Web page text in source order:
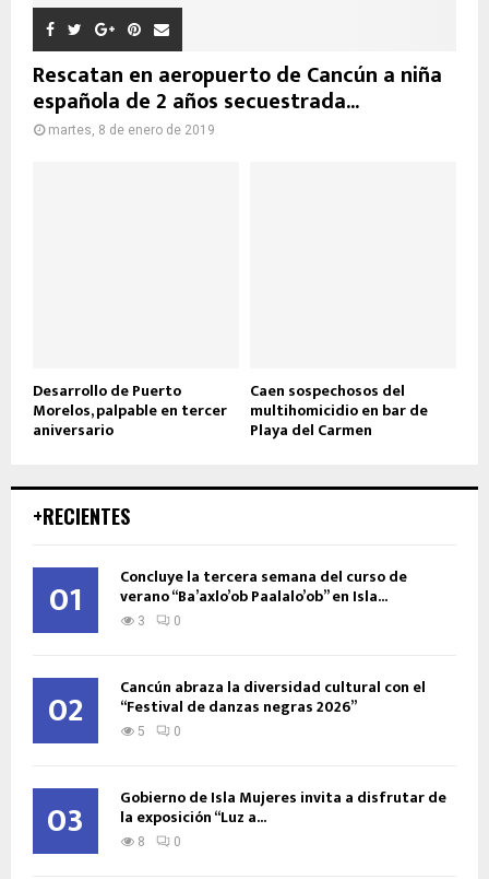
Rescatan en aeropuerto de Cancún a niña
española de 2 años secuestrada...
martes, 8 de enero de 2019
Desarrollo de Puerto
Morelos, palpable en tercer
aniversario
Caen sospechosos del
multihomicidio en bar de
Playa del Carmen
+RECIENTES
01 Concluye la tercera semana del curso de
verano “Ba’axlo’ob Paalalo’ob” en Isla...
3 0
02 Cancún abraza la diversidad cultural con el
“Festival de danzas negras 2026”
5 0
03 Gobierno de Isla Mujeres invita a disfrutar de
la exposición “Luz a...
8 0